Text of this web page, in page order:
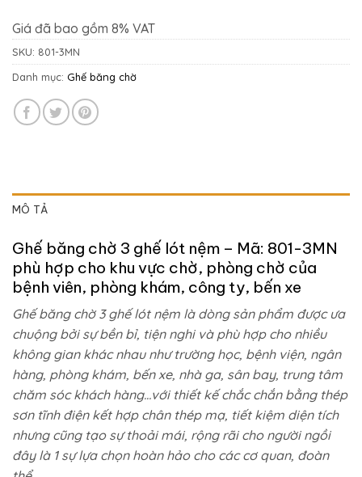
Giá đã bao gồm 8% VAT
SKU: 801-3MN
Danh mục: Ghế băng chờ
MÔ TẢ
Ghế băng chờ 3 ghế lót nệm – Mã: 801-3MN
phù hợp cho khu vực chờ, phòng chờ của
bệnh viên, phòng khám, công ty, bến xe
Ghế băng chờ 3 ghế lót nệm là dòng sản phẩm được ưa
chuộng bởi sự bền bỉ, tiện nghi và phù hợp cho nhiều
không gian khác nhau như trường học, bệnh viện, ngân
hàng, phòng khám, bến xe, nhà ga, sân bay, trung tâm
chăm sóc khách hàng…với thiết kế chắc chắn bằng thép
sơn tĩnh điện kết hợp chân thép mạ, tiết kiệm diện tích
nhưng cũng tạo sự thoải mái, rộng rãi cho người ngồi
đây là 1 sự lựa chọn hoàn hảo cho các cơ quan, đoàn